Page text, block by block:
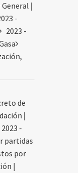
General |
-
2023 -
de
|
2023 -
partidas
por
|